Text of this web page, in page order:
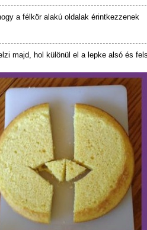
a félkör alakú oldalak érintkezzenek
majd, hol különül el a lepke alsó és